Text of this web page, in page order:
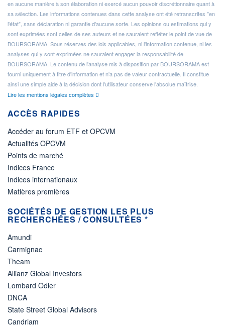
en aucune manière à son élaboration ni exercé aucun pouvoir discrétionnaire quant à
sa sélection. Les informations contenues dans cette analyse ont été retranscrites "en
l'état", sans déclaration ni garantie d'aucune sorte. Les opinions ou estimations qui y
sont exprimées sont celles de ses auteurs et ne sauraient refléter le point de vue de
BOURSORAMA. Sous réserves des lois applicables, ni l'information contenue, ni les
analyses qui y sont exprimées ne sauraient engager la responsabilité de
BOURSORAMA. Le contenu de l'analyse mis à disposition par BOURSORAMA est
fourni uniquement à titre d'information et n'a pas de valeur contractuelle. Il constitue
ainsi une simple aide à la décision dont l'utilisateur conserve l'absolue maîtrise.
Lire les mentions légales complètes
ACCÈS RAPIDES
Accéder au forum ETF et OPCVM
Actualités OPCVM
Points de marché
Indices France
Indices internationaux
Matières premières
SOCIÉTÉS DE GESTION LES PLUS
RECHERCHÉES / CONSULTÉES *
Amundi
Carmignac
Theam
Allianz Global Investors
Lombard Odier
DNCA
State Street Global Advisors
Candriam